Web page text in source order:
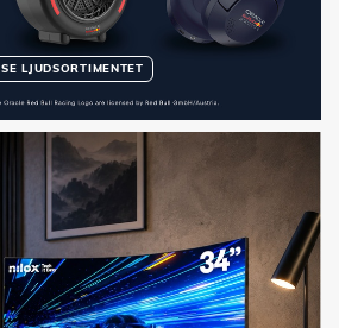
SE LJUDSORTIMENTET